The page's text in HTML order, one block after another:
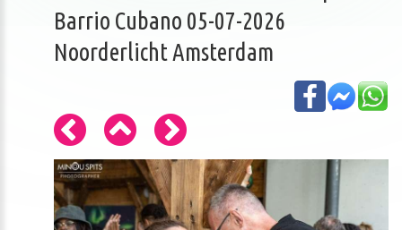
Barrio Cubano 05-07-2026
Noorderlicht Amsterdam